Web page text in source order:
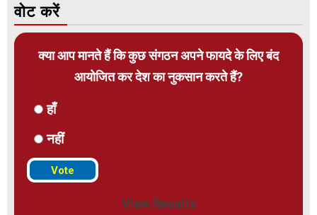
वोट करें
क्या आप मानते हैं कि कुछ संगठन अपने फायदे के लिए बंद
आयोजित कर देश का नुकसान करते हैं?
हाँ
नहीं
View Results